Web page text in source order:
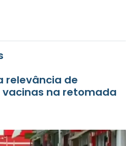
relevância de
na retomada